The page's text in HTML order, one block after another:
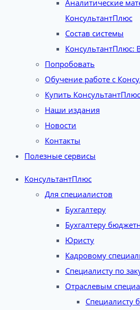
Аналитические
КонсультантПлюс
Состав системы
КонсультантПлюс:
Попробовать
Обучение работе с
Купить КонсультантПлюс
Наши издания
Новости
Контакты
Полезные сервисы
КонсультантПлюс
Для специалистов
Бухгалтеру
Бухгалтеру
Юристу
Кадровому
Специалисту по
Отраслевым
Специалисту